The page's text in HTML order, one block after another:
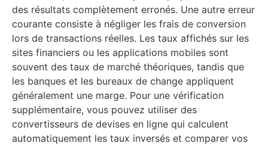
des résultats complètement erronés. Une autre erreur
courante consiste à négliger les frais de conversion
lors de transactions réelles. Les taux affichés sur les
sites financiers ou les applications mobiles sont
souvent des taux de marché théoriques, tandis que
les banques et les bureaux de change appliquent
généralement une marge. Pour une vérification
supplémentaire, vous pouvez utiliser des
convertisseurs de devises en ligne qui calculent
automatiquement les taux inversés et comparer vos